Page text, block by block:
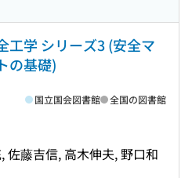
工学 シリーズ3 (安全マ
の基礎)
佐藤吉信, 高木伸夫, 野口和
国立国会図書館 全国の図書館